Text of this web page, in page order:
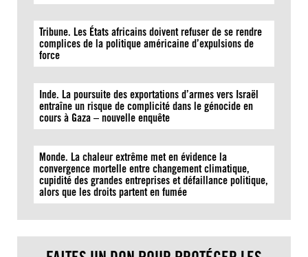
Tribune. Les États africains doivent refuser de se rendre
complices de la politique américaine d’expulsions de
force
Inde. La poursuite des exportations d’armes vers Israël
entraîne un risque de complicité dans le génocide en
cours à Gaza – nouvelle enquête
Monde. La chaleur extrême met en évidence la
convergence mortelle entre changement climatique,
cupidité des grandes entreprises et défaillance politique,
alors que les droits partent en fumée